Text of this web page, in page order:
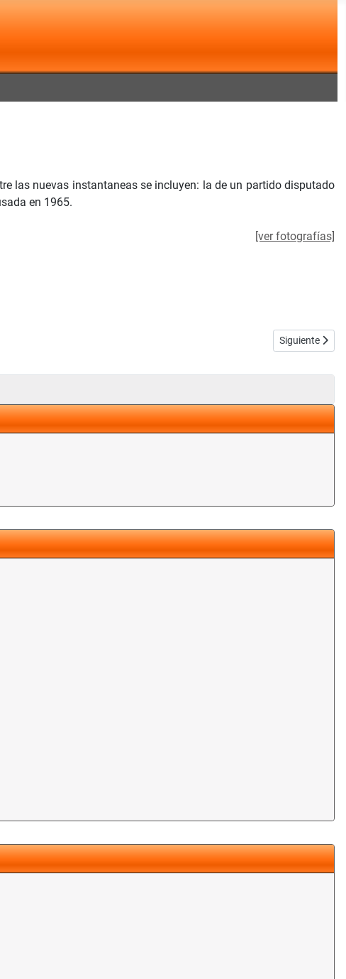
las nuevas instantaneas se incluyen: la de un partido disputado
en 1965.
[ver fotografías]
Artículo
Siguiente